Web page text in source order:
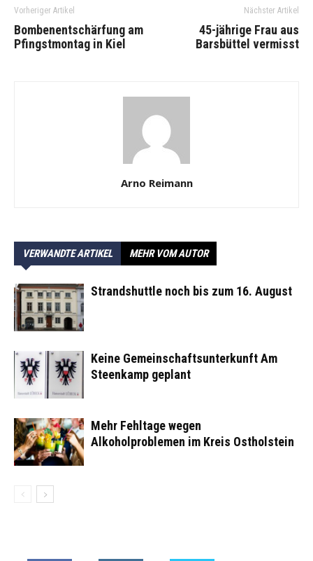
Vorheriger Artikel
Bombenentschärfung am
Pfingstmontag in Kiel
Nächster Artikel
45-jährige Frau aus
Barsbüttel vermisst
Arno Reimann
VERWANDTE ARTIKEL MEHR VOM AUTOR
Strandshuttle noch bis zum 16. August
Keine Gemeinschaftsunterkunft Am
Steenkamp geplant
Mehr Fehltage wegen
Alkoholproblemen im Kreis Ostholstein